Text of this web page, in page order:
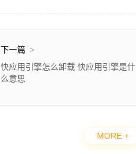
下一篇 >
快应用引擎怎么卸载 快应用引擎是什
么意思
MORE +